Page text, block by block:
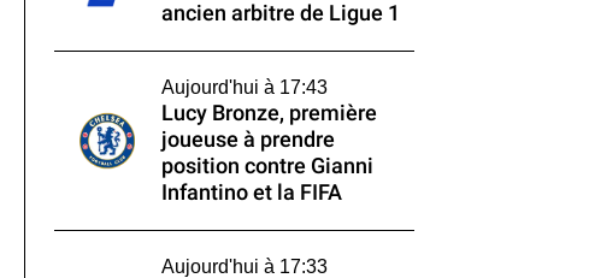
ancien arbitre de Ligue 1
Aujourd'hui à 17:43
Lucy Bronze, première
joueuse à prendre
position contre Gianni
Infantino et la FIFA
Aujourd'hui à 17:33